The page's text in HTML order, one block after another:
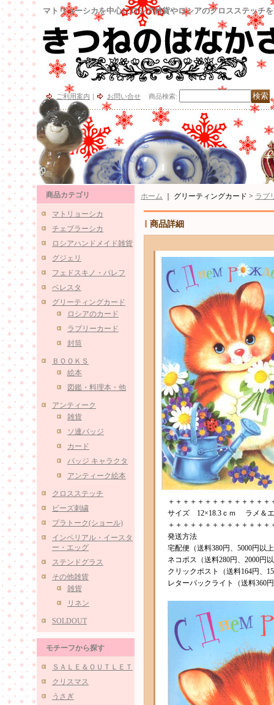
マトリョーシカを中心にロシア雑貨やロシアのクロスステッチ
ご利用案内 ｜ お問い合せ 商品検索:
商品カテゴリ
マトリョーシカ
チェブラーシカ
ロシアハンドメイド雑貨
グジェリ
フェドスキノ・パレフ
ベレスタ
グリーティングカード
ロシアのカード
ラブリーカード
封筒
ＢＯＯＫＳ
絵本
図鑑・料理本・他
アンティーク
雑貨
ソ連バッジ
カード
バッジ キャラクタ
アンティーク絵本
クロスステッチ
ビーズ刺繍
プラトーク(ショール)
インペリアル・イースタ
ー・エッグ
ステンドグラス
その他雑貨
雑貨
リネン
SOLDOUT
モチーフから探す
ＳＡＬＥ＆ＯＵＴＬＥＴ
クリスマス
うさぎ
ホーム ｜ グリーティングカード > ラブ
商品詳細
＋＋＋＋＋＋＋＋＋＋＋＋＋
サイズ 12×18.3ｃｍ ラメ＆エ
＋＋＋＋＋＋＋＋＋＋＋＋＋
発送方法
宅配便（送料380円、5000円以
ネコポス（送料280円、2000円
クリックポスト（送料164円、
レターパックライト（送料360